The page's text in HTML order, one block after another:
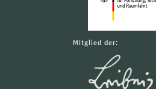
Mitglied der: